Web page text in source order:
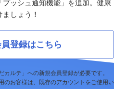
プッシュ通知機能」を追加。健康
しょう！
登録はこちら
ルテ」への新規会員登録が必要です。
のお客様は、既存のアカウントをご使用い